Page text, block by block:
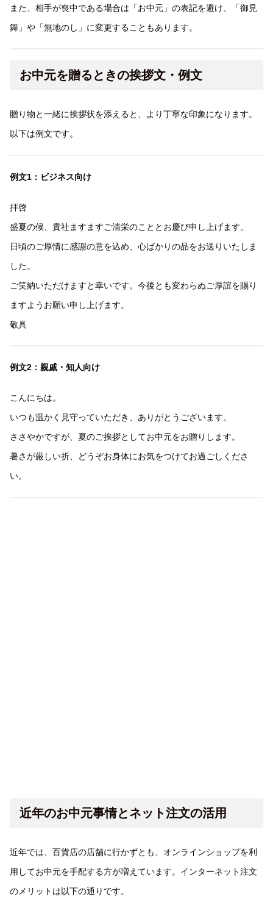
また、相手が喪中である場合は「お中元」の表記を避け、「御見
舞」や「無地のし」に変更することもあります。
お中元を贈るときの挨拶文・例文
贈り物と一緒に挨拶状を添えると、より丁寧な印象になります。
以下は例文です。
例文1：ビジネス向け
拝啓
盛夏の候、貴社ますますご清栄のこととお慶び申し上げます。
日頃のご厚情に感謝の意を込め、心ばかりの品をお送りいたしま
した。
ご笑納いただけますと幸いです。今後とも変わらぬご厚誼を賜り
ますようお願い申し上げます。
敬具
例文2：親戚・知人向け
こんにちは。
いつも温かく見守っていただき、ありがとうございます。
ささやかですが、夏のご挨拶としてお中元をお贈りします。
暑さが厳しい折、どうぞお身体にお気をつけてお過ごしくださ
い。
近年のお中元事情とネット注文の活用
近年では、百貨店の店舗に行かずとも、オンラインショップを利
用してお中元を手配する方が増えています。インターネット注文
のメリットは以下の通りです。